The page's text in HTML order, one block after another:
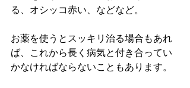
る、オシッコ赤い、などなど。
お薬を使うとスッキリ治る場合もあれ
ば、これから長く病気と付き合ってい
かなければならないこともあります。